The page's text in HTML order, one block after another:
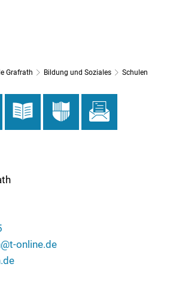
Grafrath Bildung und Soziales Schulen
online.de